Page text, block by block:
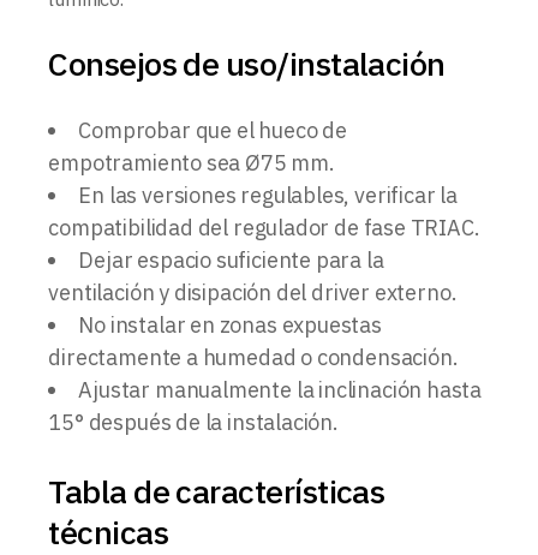
Consejos de uso/instalación
Comprobar que el hueco de
empotramiento sea Ø75 mm.
En las versiones regulables, verificar la
compatibilidad del regulador de fase TRIAC.
Dejar espacio suficiente para la
ventilación y disipación del driver externo.
No instalar en zonas expuestas
directamente a humedad o condensación.
Ajustar manualmente la inclinación hasta
15° después de la instalación.
Tabla de características
técnicas